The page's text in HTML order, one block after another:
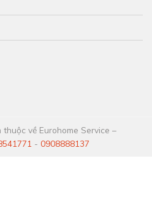
về Eurohome Service –
0908888137